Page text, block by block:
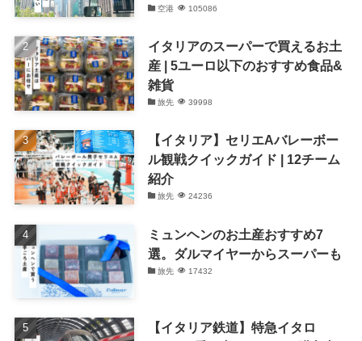
空港 105086
イタリアのスーパーで買えるお土
産 | 5ユーロ以下のおすすめ食品&
雑貨
旅先 39998
【イタリア】セリエAバレーボー
ル観戦クイックガイド | 12チーム
紹介
旅先 24236
ミュンヘンのお土産おすすめ7
選。ダルマイヤーからスーパーも
旅先 17432
【イタリア鉄道】特急イタロ